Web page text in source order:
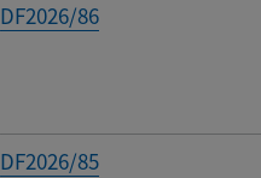
DF2026/86
DF2026/85